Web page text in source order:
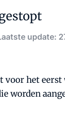
update:
het
worden